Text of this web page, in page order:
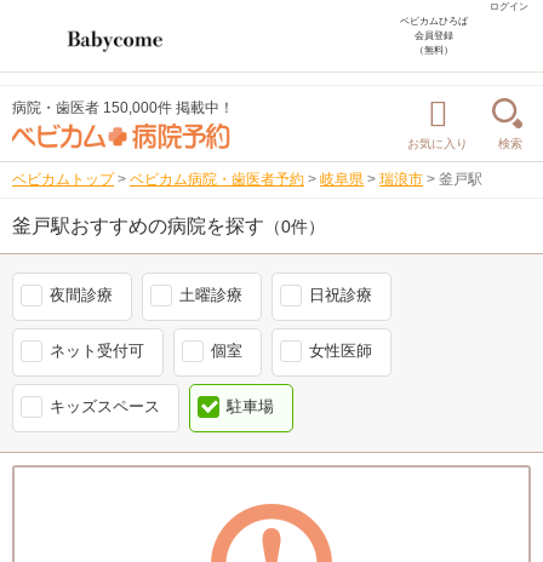
ログイン
ベビカムひろば
会員登録
（無料）
病院・歯医者 150,000件 掲載中！
お気に入り 検索
ベビカムトップ > ベビカム病院・歯医者予約 > 岐阜県 > 瑞浪市 > 釜戸駅
釜戸駅おすすめの病院を探す （0件）
夜間診療 土曜診療 日祝診療
ネット受付可 個室 女性医師
キッズスペース 駐車場